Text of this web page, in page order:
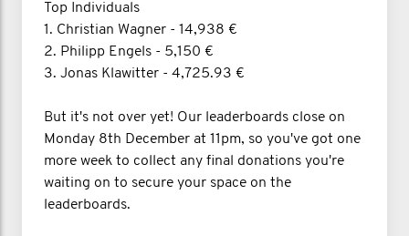
Top Individuals
1. Christian Wagner - 14,938 €
2. Philipp Engels - 5,150 €
3. Jonas Klawitter - 4,725.93 €
But it's not over yet! Our leaderboards close on
Monday 8th December at 11pm, so you've got one
more week to collect any final donations you're
waiting on to secure your space on the
leaderboards.